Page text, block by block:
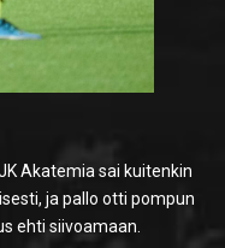
Akatemia sai kuitenkin
ja pallo otti pompun
ehti siivoamaan.